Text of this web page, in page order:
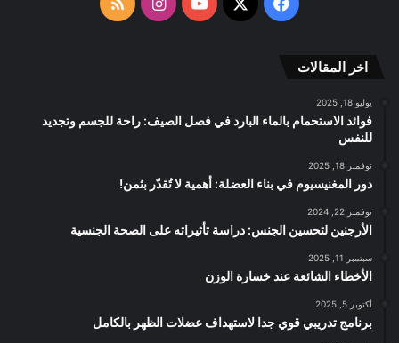
اخر المقالات
يوليو 18, 2025
فوائد الاستحمام بالماء البارد في فصل الصيف: راحة للجسم وتجديد
للنفس
نوفمبر 18, 2025
دور المغنيسيوم في بناء العضلة: أهمية لا تُقدّر بثمن!
نوفمبر 22, 2024
الأرجنين لتحسين الجنس: دراسة تأثيراته على الصحة الجنسية
سبتمبر 11, 2025
الأخطاء الشائعة عند خسارة الوزن
أكتوبر 5, 2025
برنامج تدريبي قوي جدا لاستهداف عضلات الظهر بالكامل